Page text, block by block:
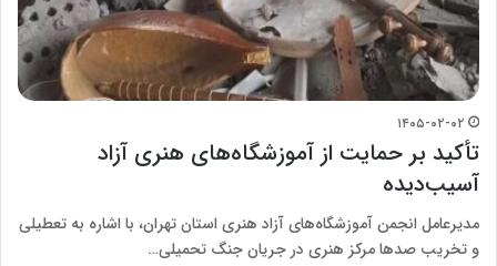
۱۴۰۵-۰۲-۰۲
تأکید بر حمایت از آموزشگاه‌های هنری آزاد
آسیب‌دیده
مدیرعامل انجمن آموزشگاه‌های آزاد هنری استان تهران، با اشاره به تعطیلی
و تخریب صدها مرکز هنری در جریان جنگ تحمیلی…